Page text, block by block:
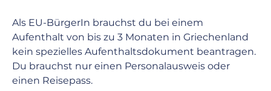
Als EU-BürgerIn brauchst du bei einem
Aufenthalt von bis zu 3 Monaten in Griechenland
kein spezielles Aufenthaltsdokument beantragen.
Du brauchst nur einen Personalausweis oder
einen Reisepass.